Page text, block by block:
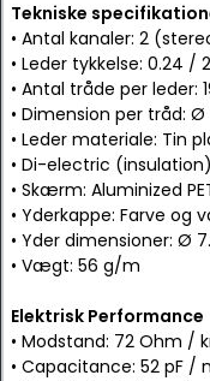
Tekniske
• Antal kanaler: 2
• Leder tykkelse: 0.24 /
• Antal tråde per leder:
• Dimension per tråd: Ø
• Leder materiale: Tin
• Di-electric
• Skærm: Aluminized
• Yderkappe: Farve og
• Yder dimensioner: Ø
• Vægt: 56 g/m
Elektrisk Performance
• Modstand: 72 Ohm /
• Capacitance: 52 pF /